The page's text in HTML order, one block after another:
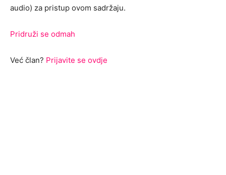
audio) za pristup ovom sadržaju.
Pridruži se odmah
Već član? Prijavite se ovdje